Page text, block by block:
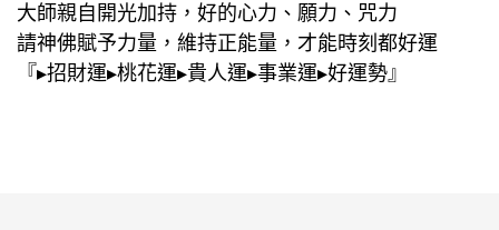
大師親自開光加持，好的心力、願力、咒力
請神佛賦予力量，維持正能量，才能時刻都好運
『▸招財運▸桃花運▸貴人運▸事業運▸好運勢』